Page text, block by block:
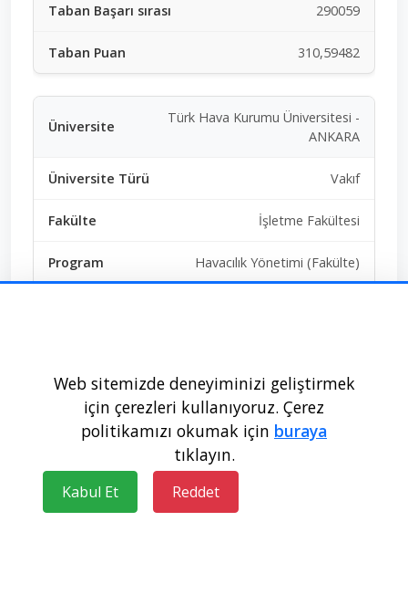
290059
310,59482
Türk Hava Kurumu Üniversitesi -
ANKARA
Vakıf
İşletme Fakültesi
Havacılık Yönetimi (Fakülte)
42+0+0+0+0
Doldu
Web sitemizde deneyiminizi geliştirmek
için çerezleri kullanıyoruz. Çerez
politikamızı okumak için buraya
tıklayın.
Kabul Et Reddet